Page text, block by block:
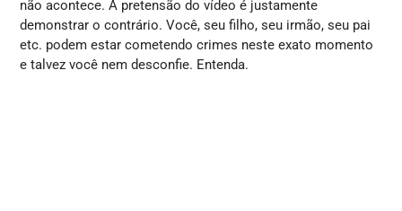
não acontece. A pretensão do vídeo é justamente
demonstrar o contrário. Você, seu filho, seu irmão, seu pai
etc. podem estar cometendo crimes neste exato momento
e talvez você nem desconfie. Entenda.